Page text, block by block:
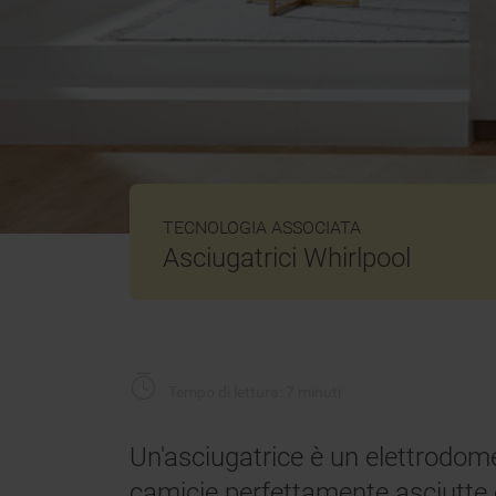
TECNOLOGIA ASSOCIATA
Asciugatrici Whirlpool
Un'asciugatrice è un